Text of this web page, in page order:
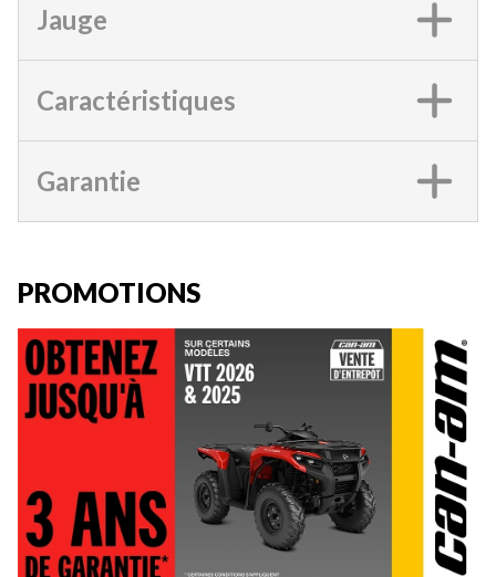
Jauge
Caractéristiques
Garantie
PROMOTIONS